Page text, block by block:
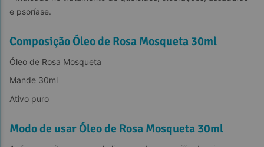
e psoríase.
Composição Óleo de Rosa Mosqueta 30ml
Óleo de Rosa Mosqueta
Mande 30ml
Ativo puro
Modo de usar Óleo de Rosa Mosqueta 30ml